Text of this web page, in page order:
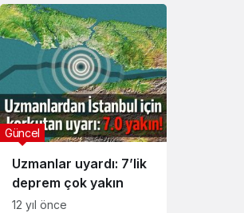
Uzmanlar uyardı: 7’lik
deprem çok yakın
Güncel
12 yıl önce